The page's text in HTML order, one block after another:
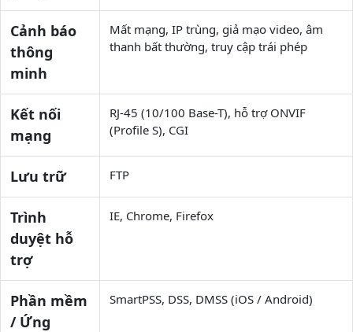
Cảnh báo
thông
minh
Mất mạng, IP trùng, giả mạo video, âm
thanh bất thường, truy cập trái phép
Kết nối
mạng
RJ-45 (10/100 Base-T), hỗ trợ ONVIF
(Profile S), CGI
Lưu trữ FTP
Trình
duyệt hỗ
trợ
IE, Chrome, Firefox
Phần mềm
/ Ứng
SmartPSS, DSS, DMSS (iOS / Android)